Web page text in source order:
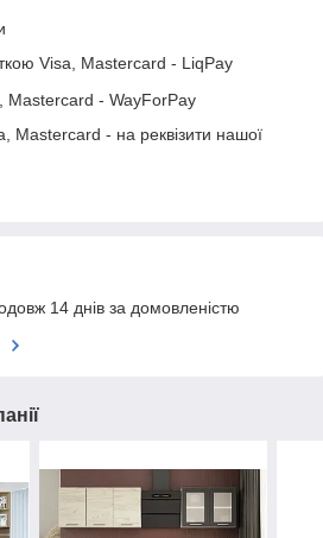
Visa, Mastercard - LiqPay
Mastercard - WayForPay
Mastercard - на реквізити нашої
14 днів за домовленістю